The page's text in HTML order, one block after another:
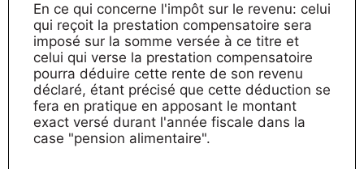
En ce qui concerne l'impôt sur le revenu: celui
qui reçoit la prestation compensatoire sera
imposé sur la somme versée à ce titre et
celui qui verse la prestation compensatoire
pourra déduire cette rente de son revenu
déclaré, étant précisé que cette déduction se
fera en pratique en apposant le montant
exact versé durant l'année fiscale dans la
case "pension alimentaire".